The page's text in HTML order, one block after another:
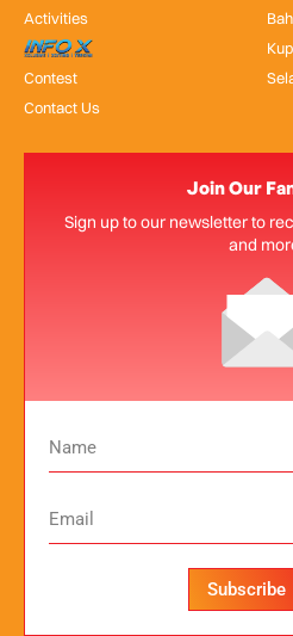
Activities
InfoX
Contest
Contact Us
Join Our
Sign up to our newsletter to
and
Subscribe